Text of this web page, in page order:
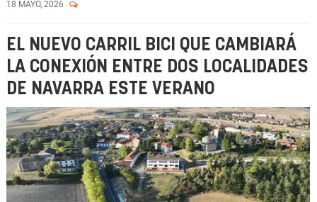
18 MAYO, 2026
EL NUEVO CARRIL BICI QUE CAMBIARÁ
LA CONEXIÓN ENTRE DOS LOCALIDADES
DE NAVARRA ESTE VERANO